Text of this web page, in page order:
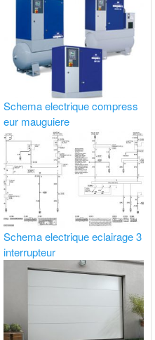
Schema electrique compress
eur mauguiere
Schema electrique eclairage 3
interrupteur